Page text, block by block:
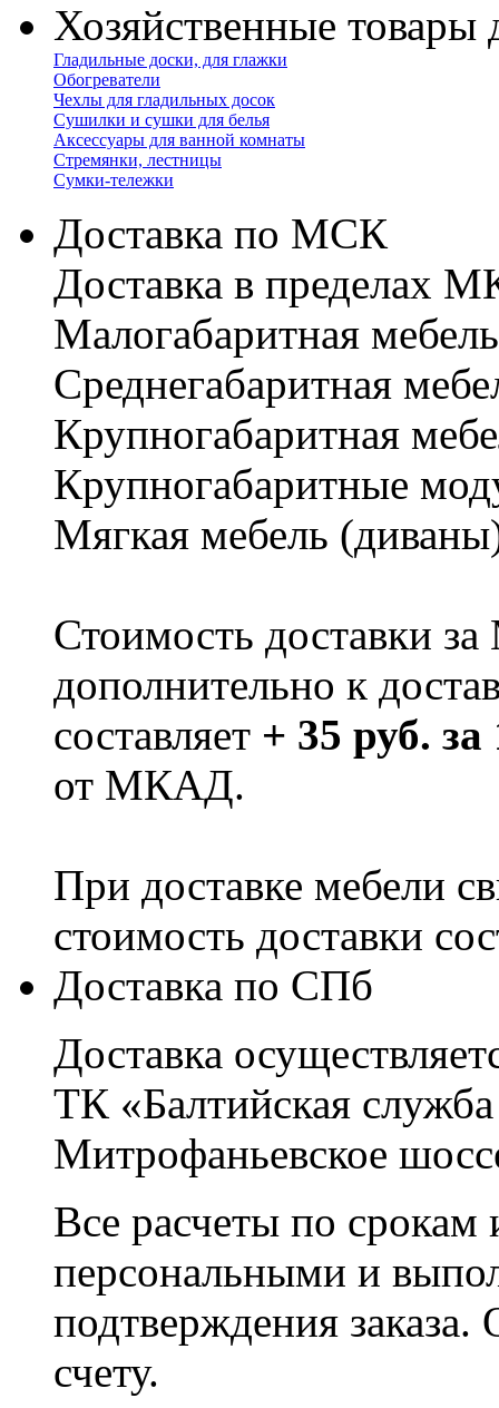
Хозяйственные товары
Гладильные доски, для глажки
Обогреватели
Чехлы для гладильных досок
Сушилки и сушки для белья
Аксессуары для ванной комнаты
Стремянки, лестницы
Сумки-тележки
Доставка по МСК
Доставка в пределах
Малогабаритная
Cреднегабаритная
Крупногабаритная
Крупногабаритные
Мягкая мебель
Стоимость доставки
дополнительно к
составляет + 35 руб.
от МКАД.
При доставке мебели
стоимость доставки
Доставка по СПб
Доставка
ТК «Балтийская
Митрофаньевское
Все расчеты по срокам
персональными и
подтверждения заказа.
счету.